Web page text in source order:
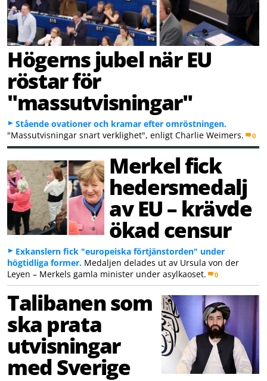
Högerns jubel när EU
röstar för
"massutvisningar"
Stående ovationer och kramar efter omröstningen.
"Massutvisningar snart verklighet", enligt Charlie Weimers.
0
Merkel fick
hedersmedalj
av EU – krävde
ökad censur
Exkanslern fick "europeiska förtjänstorden" under
högtidliga former. Medaljen delades ut av Ursula von der
Leyen – Merkels gamla minister under asylkaoset.
0
Talibanen som
ska prata
utvisningar
med Sverige